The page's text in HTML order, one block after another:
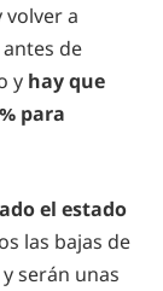
volver a
de
y hay que
para
el estado
las bajas de
serán unas